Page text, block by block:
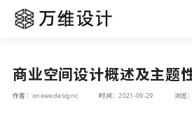
商业空间设计概述及主题
作者：onewedesignc 时间：2021-09-29 浏览